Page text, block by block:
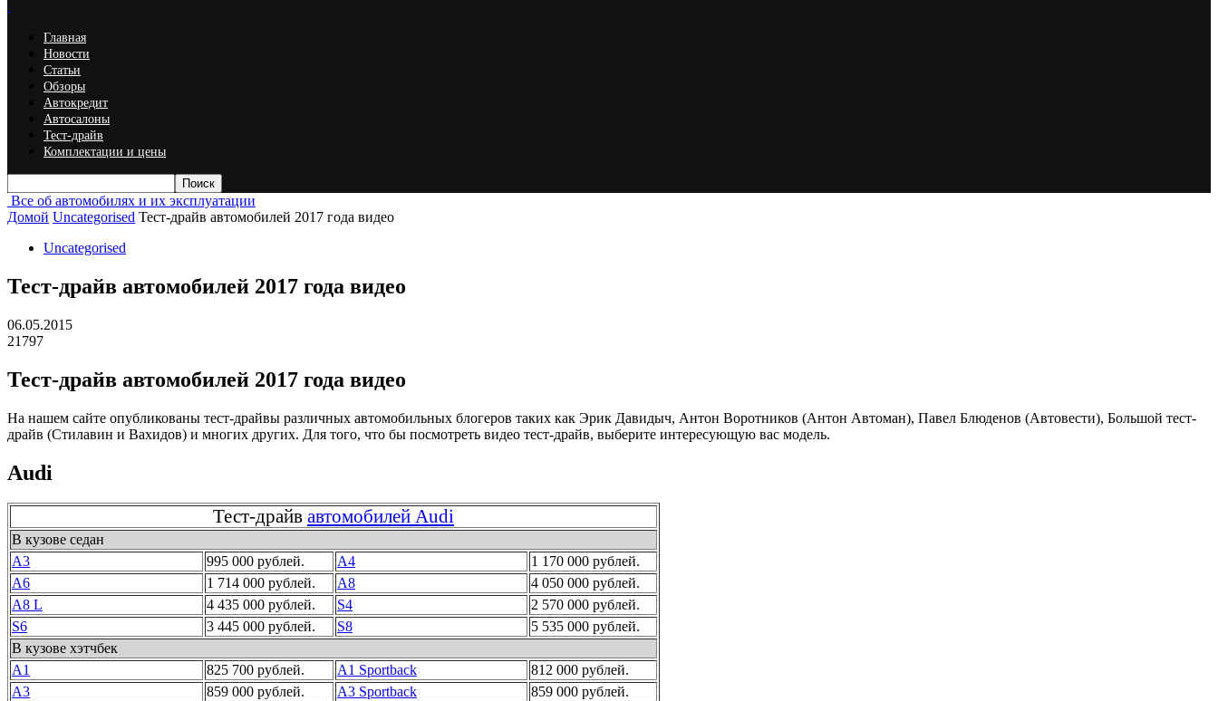
Главная
Новости
Статьи
Обзоры
Автокредит
Автосалоны
Тест-драйв
Комплектации и цены
Все об автомобилях и их эксплуатации
Домой Uncategorised Тест-драйв автомобилей 2017 года видео
Uncategorised
Тест-драйв автомобилей 2017 года видео
06.05.2015
21797
Тест-драйв автомобилей 2017 года видео
На нашем сайте опубликованы тест-драйвы различных автомобильных блогеров таких как Эрик Давидыч, Антон Воротников (Антон Автоман), Павел Блюденов (Автовести), Большой тест-
драйв (Стилавин и Вахидов) и многих других. Для того, что бы посмотреть видео тест-драйв, выберите интересующую вас модель.
Audi
Тест-драйв автомобилей Audi
В кузове седан
A3
995 000 рублей. A4
1 170 000 рублей.
A6
1 714 000 рублей. A8
4 050 000 рублей.
A8 L
4 435 000 рублей. S4
2 570 000 рублей.
S6
3 445 000 рублей. S8
5 535 000 рублей.
В кузове хэтчбек
A1
825 700 рублей. A1 Sportback
812 000 рублей.
A3
859 000 рублей. A3 Sportback
859 000 рублей.